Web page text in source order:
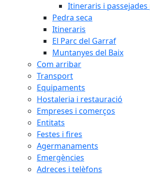
Itineraris i passejades
Pedra seca
Itineraris
El Parc del Garraf
Muntanyes del Baix
Com arribar
Transport
Equipaments
Hostaleria i restauració
Empreses i comerços
Entitats
Festes i fires
Agermanaments
Emergències
Adreces i telèfons